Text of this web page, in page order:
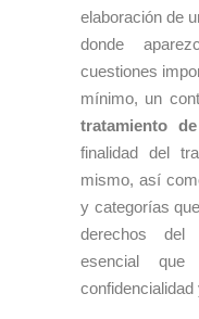
elaboración de
donde
cuestiones
mínimo, un
tratamiento
finalidad del
mismo, así
y categorías
derechos del
esencial